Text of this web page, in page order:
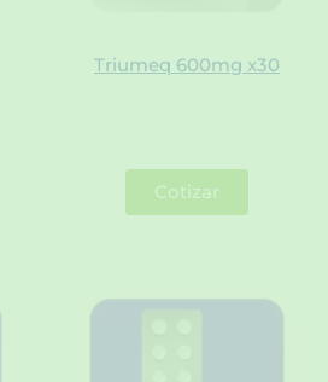
Triumeq 600mg x30
Cotizar